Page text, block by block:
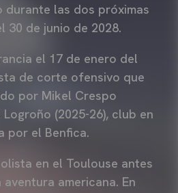
durante las dos próximas
30 de junio de 2028.
el 17 de enero del
de corte ofensivo que
por Mikel Crespo
(2025-26), club en
por el Benfica.
en el Toulouse antes
aventura americana. En